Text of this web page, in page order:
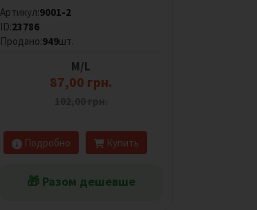
Артикул:9001-2
ID:23786
Продано:949шт.
M/L
87,00 грн.
Подробно Купить
🎁 Разом дешевше